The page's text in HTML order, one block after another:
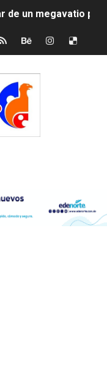
de un megavatio
con Estados
de 2026
deja dos personas
alejado de